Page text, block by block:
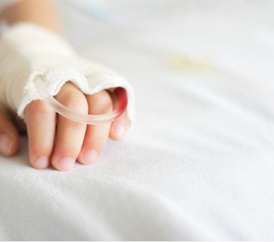
rapport s’interroge sur
son taux élevé en France
Grossesse à risque : ce jus
naturel attire l'attention
des chercheurs
Comment oublier les
écrans en vacances ?